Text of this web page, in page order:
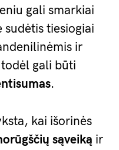
gali smarkiai
tiesiogiai
ir
gali būti
.
kai išorinės
sąveiką ir